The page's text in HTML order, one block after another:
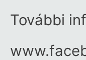
További